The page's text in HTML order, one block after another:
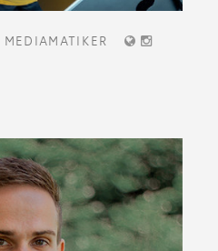
MEDIAMATIKER